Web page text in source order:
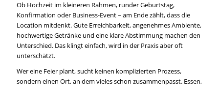
Ob Hochzeit im kleineren Rahmen, runder Geburtstag,
Konfirmation oder Business-Event – am Ende zählt, dass die
Location mitdenkt. Gute Erreichbarkeit, angenehmes Ambiente,
hochwertige Getränke und eine klare Abstimmung machen den
Unterschied. Das klingt einfach, wird in der Praxis aber oft
unterschätzt.
Wer eine Feier plant, sucht keinen komplizierten Prozess,
sondern einen Ort, an dem vieles schon zusammenpasst. Essen,